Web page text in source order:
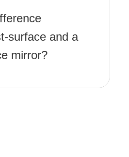
surface and a
mirror?